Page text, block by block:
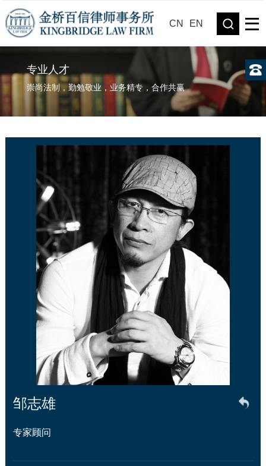
CN EN
专业人才
崇尚法制，勤勉敬业，业务精专，合作共赢
邹志雄
专家顾问